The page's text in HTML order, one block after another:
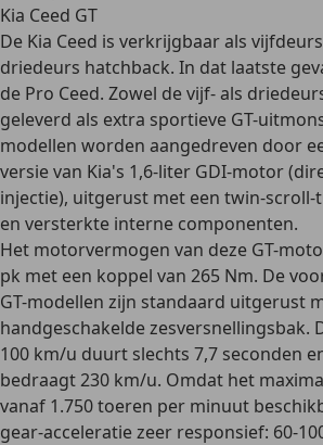
Kia Ceed GT
De Kia Ceed is verkrijgbaar als
driedeurs hatchback. In dat laatste
de Pro Ceed. Zowel de vijf- als
geleverd als extra sportieve GT-
modellen worden aangedreven door
versie van Kia's 1,6-liter GDI-motor
injectie), uitgerust met een twin-
en versterkte interne componenten.
Het motorvermogen van deze GT-
pk met een koppel van 265 Nm. De
GT-modellen zijn standaard uitgerust
handgeschakelde zesversnellingsbak.
100 km/u duurt slechts 7,7 seconden
bedraagt 230 km/u. Omdat het
vanaf 1.750 toeren per minuut
gear-acceleratie zeer responsief: 60-